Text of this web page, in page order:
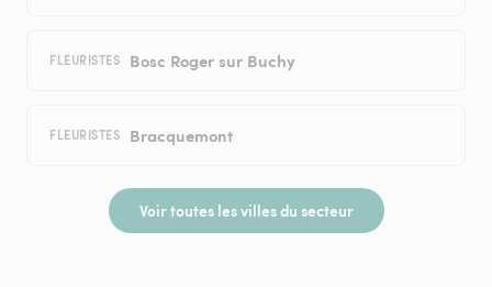
FLEURISTES Bosc Roger sur Buchy
FLEURISTES Bracquemont
Voir toutes les villes du secteur